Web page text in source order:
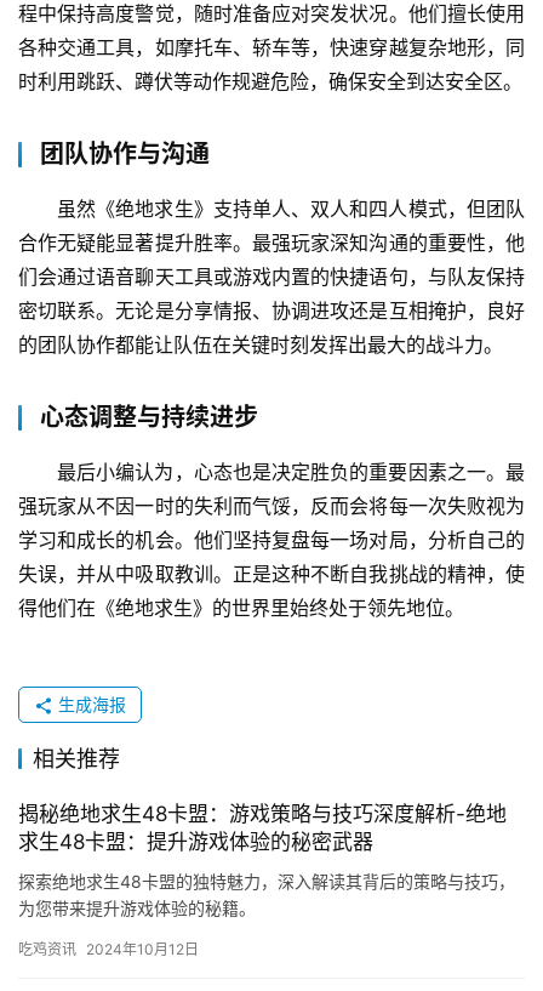
程中保持高度警觉，随时准备应对突发状况。他们擅长使用
各种交通工具，如摩托车、轿车等，快速穿越复杂地形，同
时利用跳跃、蹲伏等动作规避危险，确保安全到达安全区。
团队协作与沟通
虽然《绝地求生》支持单人、双人和四人模式，但团队
合作无疑能显著提升胜率。最强玩家深知沟通的重要性，他
们会通过语音聊天工具或游戏内置的快捷语句，与队友保持
密切联系。无论是分享情报、协调进攻还是互相掩护，良好
的团队协作都能让队伍在关键时刻发挥出最大的战斗力。
心态调整与持续进步
最后小编认为，心态也是决定胜负的重要因素之一。最
强玩家从不因一时的失利而气馁，反而会将每一次失败视为
学习和成长的机会。他们坚持复盘每一场对局，分析自己的
失误，并从中吸取教训。正是这种不断自我挑战的精神，使
得他们在《绝地求生》的世界里始终处于领先地位。
生成海报
相关推荐
揭秘绝地求生48卡盟：游戏策略与技巧深度解析-绝地
求生48卡盟：提升游戏体验的秘密武器
探索绝地求生48卡盟的独特魅力，深入解读其背后的策略与技巧，
为您带来提升游戏体验的秘籍。
吃鸡资讯 2024年10月12日